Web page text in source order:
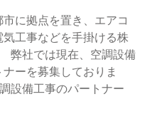
に拠点を置き、エアコ
工事などを手掛ける株
弊社では現在、空調設備
ーを募集しておりま
設備工事のパートナー